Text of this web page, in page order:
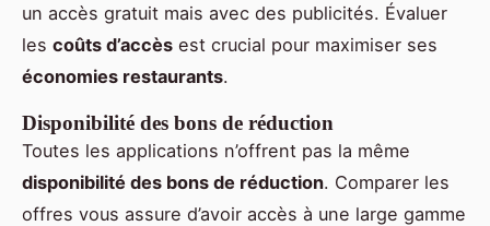
un accès gratuit mais avec des publicités. Évaluer
les coûts d’accès est crucial pour maximiser ses
économies restaurants.
Disponibilité des bons de réduction
Toutes les applications n’offrent pas la même
disponibilité des bons de réduction. Comparer les
offres vous assure d’avoir accès à une large gamme